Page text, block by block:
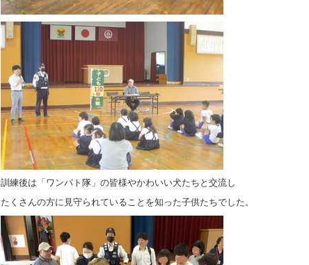
訓練後は「ワンパト隊」の皆様やかわいい犬たちと交流し
たくさんの方に見守られていることを知った子供たちでした。